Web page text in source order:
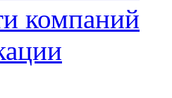
компаний